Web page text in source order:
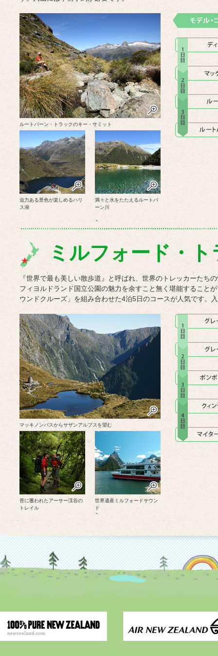
ルートバーン・トラックのキー・サミット
迫力ある景色が楽しめるハリ
ス湖
満々と水をたたえるルートバ
ーン川
ミルフォード・
『世界で最も美しい散歩道』と呼ばれ、世界のトレッカーたち
フィヨルドランド国立公園の魅力を余すこと無く堪能すること
ウンドクルーズ」を組み合わせた4泊5日のコースが人気です。
マッキノンパスからサザンアルプスを望む
苔に覆われたアーサー渓谷の
トレイル
世界遺産ミルフォードサウン
ド